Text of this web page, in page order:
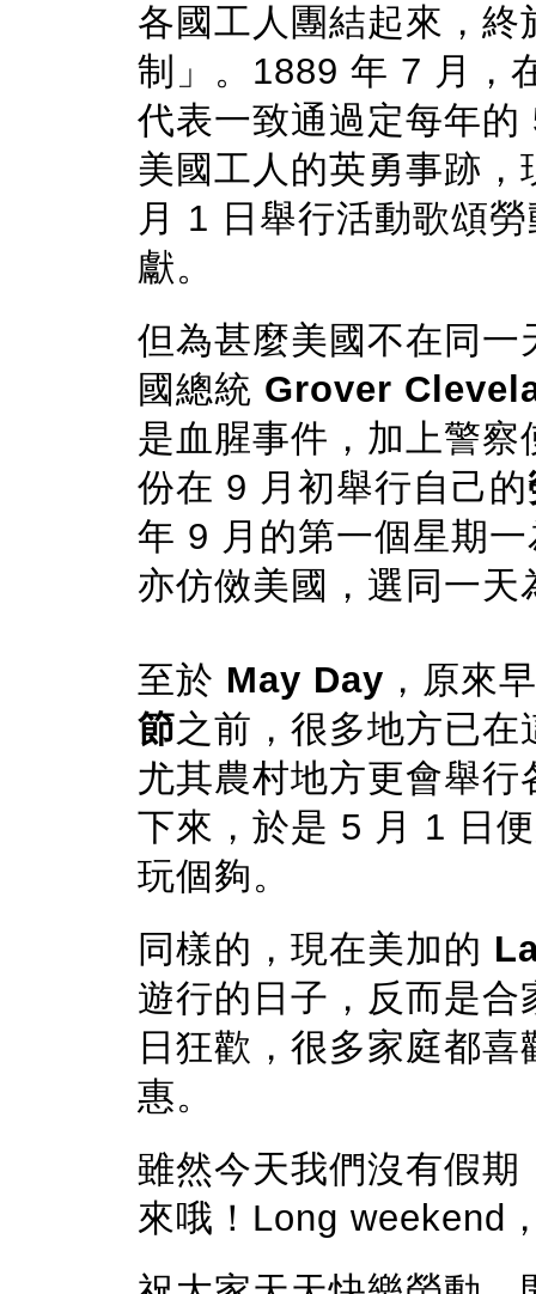
各國工人團結起來，
制」。1889 年 7 月，
代表一致通過定每年
美國工人的英勇事跡
月 1 日舉行活動歌頌
獻。
但為甚麼美國不在同一
國總統 Grover
是血腥事件，加上警
份在 9 月初舉行自己的
年 9 月的第一個星期
亦仿傚美國，選同一天
至於 May Day ，原來
節之前，很多地方已
尤其農村地方更會舉
下來，於是 5 月 1 日
玩個夠。
同樣的，現在美加的
遊行的日子，反而是
日狂歡，很多家庭都
惠。
雖然今天我們沒有假
來哦！Long weekend